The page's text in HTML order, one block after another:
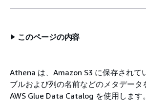
このページの内容
Athena は、Amazon S3 に保存されて
ブルおよび列の名前などのメタデータ
AWS Glue Data Catalog を使用します